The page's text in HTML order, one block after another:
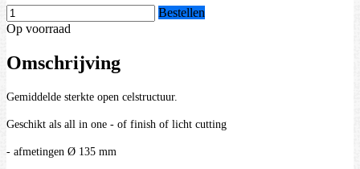
Bestellen
Op voorraad
Omschrijving
Gemiddelde sterkte open celstructuur.
Geschikt als all in one - of finish of licht cutting
- afmetingen Ø 135 mm